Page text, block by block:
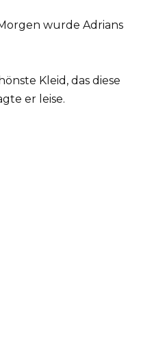
wurde Adrians
Kleid, das diese
er leise.